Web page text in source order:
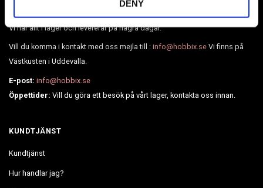
DENY
Vi har allt i lager och levererar på några dagar.
Vill du komma i kontakt med oss mejla till :info@hobbix.se Vi finns på
Västkusten i Uddevalla.
E-post: info@hobbix.se
Öppettider: Vill du göra ett besök på vårt lager, kontakta oss innan.
KUNDTJÄNST
Kundtjänst
Hur handlar jag?